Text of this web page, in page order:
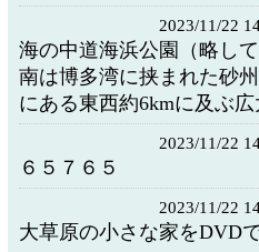
2023/11/22
海の中道海浜公園（略し
南は博多湾に挟まれた砂州
にある東西約6kmに及ぶ
2023/11/22
６５７６５
2023/11/22
大草原の小さな家をDVD